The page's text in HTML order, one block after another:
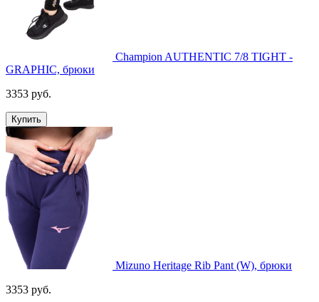
Champion AUTHENTIC 7/8 TIGHT -
GRAPHIC, брюки
3353 руб.
Купить
Mizuno Heritage Rib Pant (W), брюки
3353 руб.